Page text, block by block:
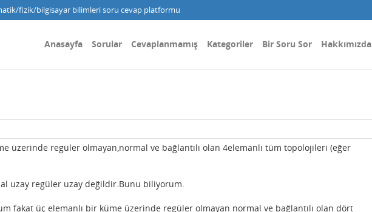
fizik/bilgisayar bilimleri soru cevap platformu
Anasayfa Sorular Cevaplanmamış Kategoriler Bir Soru Sor Hakkımızda
üzerinde regüler olmayan,normal ve bağlantılı olan 4elemanlı tüm topolojileri (eğer
uzay regüler uzay değildir.Bunu biliyorum.
fakat üç elemanlı bir küme üzerinde regüler olmayan normal ve bağlantılı olan dört